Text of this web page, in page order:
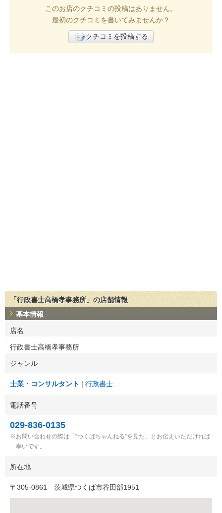
このお店のクチコミの投稿はありません。
最初のクチコミを書いてみませんか？
クチコミを投稿する
「行政書士高橋孝事務所」の店舗情報
基本情報
店名
行政書士高橋孝事務所
ジャンル
士業・コンサルタント 行政書士
電話番号
029-836-0135
お問い合わせの際は「“つくばちゃんねる”を見た」とお伝えいただければ
幸いです。
所在地
〒 305-0861 茨城県つくば市谷田部1951